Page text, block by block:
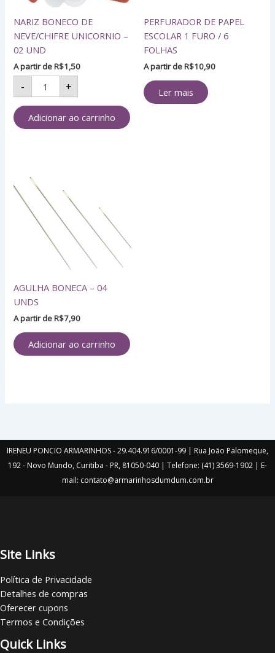
NARIZ BONECO DE
NEVE/CHIFRE UNICORNIO –
02 UND
A partir deR$1,50
- +
Adicionar ao carrinho
PERFURADOR DE PAPEL
ESCOLAR 1 FURO / 6
FOLHAS
A partir deR$10,90
Ler mais
AGULHA BONECA – 04
UNDS
A partir deR$7,90
Adicionar ao carrinho
IRENEU PONCIO ARMARINHOS - 29.404.916/0001-99 | Rua João Palomeque,
192 - Novo Mundo, Curitiba - PR, 81050-040 | Telefone: (41) 3569-1902 | E-
mail: contato@armarinhosdumdum.com.br
Site Links
Política de Privacidade
Detalhes de compras
Oferecer cupons
Termos e Condições
Quick Links